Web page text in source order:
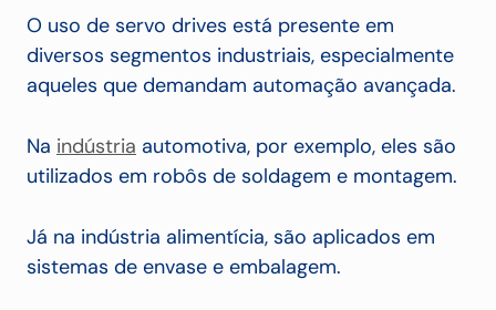
O uso de servo drives está presente em
diversos segmentos industriais, especialmente
aqueles que demandam automação avançada.
Na indústria automotiva, por exemplo, eles são
utilizados em robôs de soldagem e montagem.
Já na indústria alimentícia, são aplicados em
sistemas de envase e embalagem.